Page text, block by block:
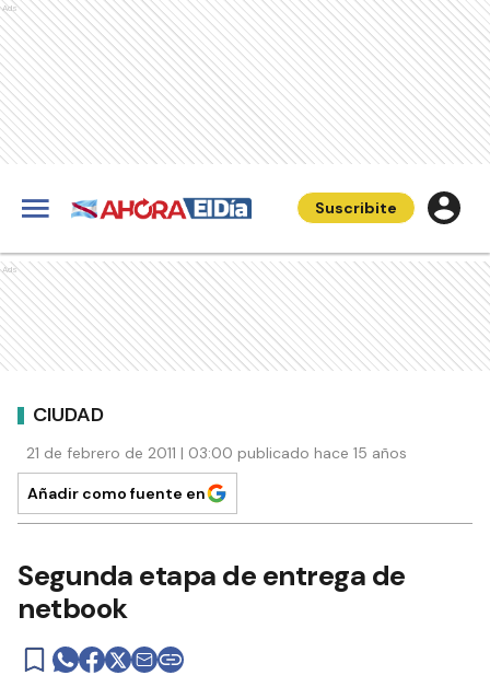
Ads
Suscribite
Ads
CIUDAD
21 de febrero de 2011 | 03:00 publicado hace 15 años
Añadir como fuente en
Segunda etapa de entrega de
netbook